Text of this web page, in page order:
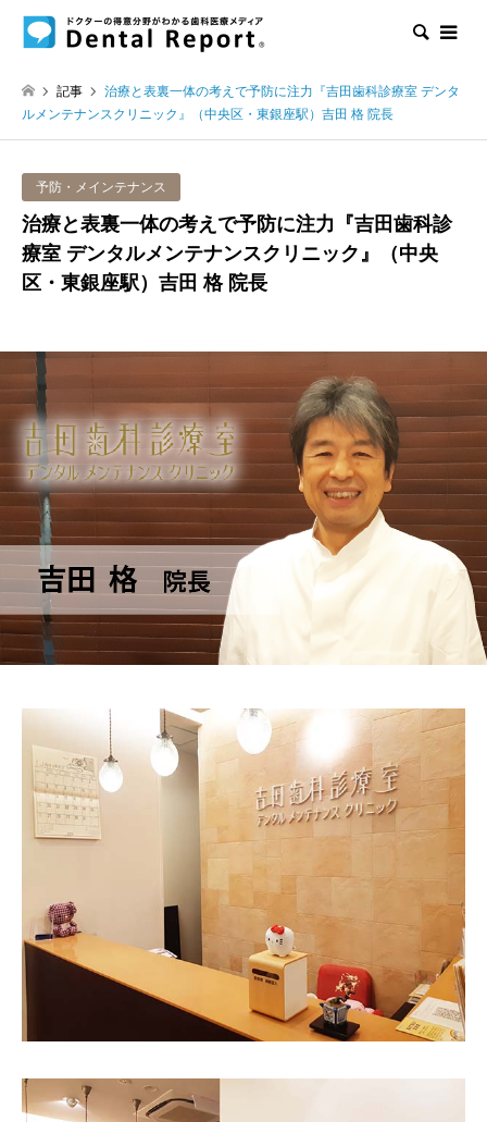
検索
記事
治療と表裏一体の考えで予防に注力『吉田歯科診療室 デンタ
ルメンテナンスクリニック』（中央区・東銀座駅）吉田 格 院長
予防・メインテナンス
治療と表裏一体の考えで予防に注力『吉田歯科診
療室 デンタルメンテナンスクリニック』（中央
区・東銀座駅）吉田 格 院長